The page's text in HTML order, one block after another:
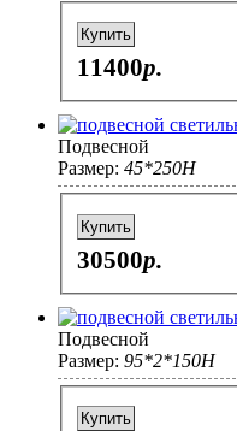
Купить
11400p.
Подвесной
Размер: 45*250H
Купить
30500p.
Подвесной
Размер: 95*2*150H
Купить